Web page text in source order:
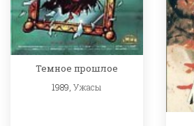
Темное прошлое
1989,Ужасы